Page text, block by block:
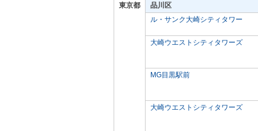
東京都
品川区
ル・サンク大崎シティタワー
大崎ウエストシティタワーズ
MG目黒駅前
大崎ウエストシティタワーズ